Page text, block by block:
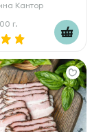
Кантор
г.